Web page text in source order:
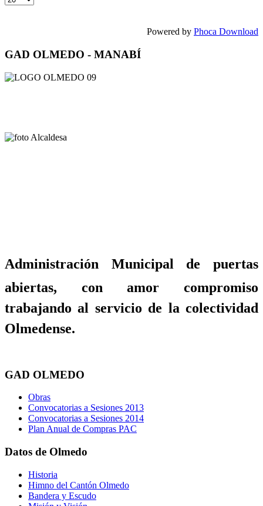
Powered by Phoca Download
GAD OLMEDO - MANABÍ
Administración Municipal de puertas
abiertas, con amor compromiso
trabajando al servicio de la colectividad
Olmedense.
GAD OLMEDO
Obras
Convocatorias a Sesiones 2013
Convocatorias a Sesiones 2014
Plan Anual de Compras PAC
Datos de Olmedo
Historia
Himno del Cantón Olmedo
Bandera y Escudo